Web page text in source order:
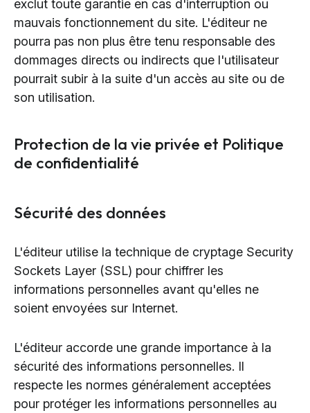
exclut toute garantie en cas d'interruption ou
mauvais fonctionnement du site. L'éditeur ne
pourra pas non plus être tenu responsable des
dommages directs ou indirects que l'utilisateur
pourrait subir à la suite d'un accès au site ou de
son utilisation.
Protection de la vie privée et Politique
de confidentialité
Sécurité des données
L'éditeur utilise la technique de cryptage Security
Sockets Layer (SSL) pour chiffrer les
informations personnelles avant qu'elles ne
soient envoyées sur Internet.
L'éditeur accorde une grande importance à la
sécurité des informations personnelles. Il
respecte les normes généralement acceptées
pour protéger les informations personnelles au